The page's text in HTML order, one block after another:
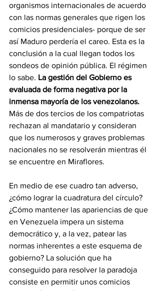
organismos internacionales de acuerdo
con las normas generales que rigen los
comicios presidenciales- porque de ser
así Maduro perdería el careo. Esta es la
conclusión a la cual llegan todos los
sondeos de opinión pública. El régimen
lo sabe. La gestión del Gobierno es
evaluada de forma negativa por la
inmensa mayoría de los venezolanos.
Más de dos tercios de los compatriotas
rechazan al mandatario y consideran
que los numerosos y graves problemas
nacionales no se resolverán mientras él
se encuentre en Miraflores.
En medio de ese cuadro tan adverso,
¿cómo lograr la cuadratura del círculo?
¿Cómo mantener las apariencias de que
en Venezuela impera un sistema
democrático y, a la vez, patear las
normas inherentes a este esquema de
gobierno? La solución que ha
conseguido para resolver la paradoja
consiste en permitir unos comicios